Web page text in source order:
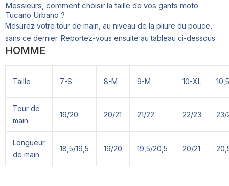
Messieurs, comment choisir la taille de vos gants moto
Tucano Urbano ?
Mesurez votre tour de main, au niveau de la pliure du pouce,
sans ce dernier. Reportez-vous ensuite au tableau ci-dessous :
HOMME
Taille 7-S 8-M 9-M 10-XL
Tour de
main
19/20 20/21 21/22 22/23 23/
Longueur
de main
18,5/19,5 19/20 19,5/20,5 20/21